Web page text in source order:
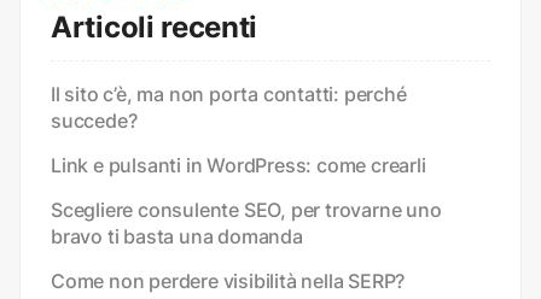
Articoli recenti
Il sito c’è, ma non porta contatti: perché
succede?
Link e pulsanti in WordPress: come crearli
Scegliere consulente SEO, per trovarne uno
bravo ti basta una domanda
Come non perdere visibilità nella SERP?